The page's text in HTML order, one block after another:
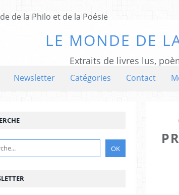
LE MONDE DE
Extraits de livres lus,
Newsletter Catégories Contact